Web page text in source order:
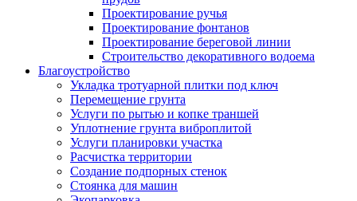
Проектирование ручья
Проектирование фонтанов
Проектирование береговой линии
Строительство декоративного водоема
Благоустройство
Укладка тротуарной плитки под ключ
Перемещение грунта
Услуги по рытью и копке траншей
Уплотнение грунта виброплитой
Услуги планировки участка
Расчистка территории
Создание подпорных стенок
Стоянка для машин